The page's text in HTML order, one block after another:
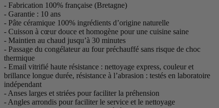
- Fabrication 100% française (Bretagne)
- Garantie : 10 ans
- Pâte céramique 100% ingrédients d’origine naturelle
- Cuisson à cœur douce et homogène pour une cuisine saine
- Maintien au chaud jusqu’à 30 minutes
- Passage du congélateur au four préchauffé sans risque de choc
thermique
- Email vitrifié haute résistance : nettoyage express, couleur et
brillance longue durée, résistance à l’abrasion : testés en laboratoire
indépendant
- Anses larges et striées pour faciliter la préhension
- Angles arrondis pour faciliter le service et le nettoyage